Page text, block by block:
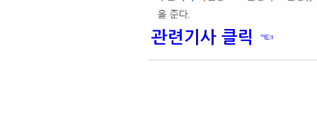
관련기사 클릭 ☜